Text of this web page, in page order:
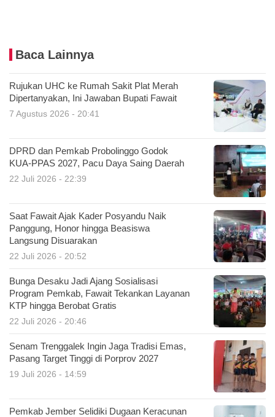
Baca Lainnya
Rujukan UHC ke Rumah Sakit Plat Merah
Dipertanyakan, Ini Jawaban Bupati Fawait
7 Agustus 2026 - 20:41
DPRD dan Pemkab Probolinggo Godok
KUA-PPAS 2027, Pacu Daya Saing Daerah
22 Juli 2026 - 22:39
Saat Fawait Ajak Kader Posyandu Naik
Panggung, Honor hingga Beasiswa
Langsung Disuarakan
22 Juli 2026 - 20:52
Bunga Desaku Jadi Ajang Sosialisasi
Program Pemkab, Fawait Tekankan Layanan
KTP hingga Berobat Gratis
22 Juli 2026 - 20:46
Senam Trenggalek Ingin Jaga Tradisi Emas,
Pasang Target Tinggi di Porprov 2027
19 Juli 2026 - 14:59
Pemkab Jember Selidiki Dugaan Keracunan